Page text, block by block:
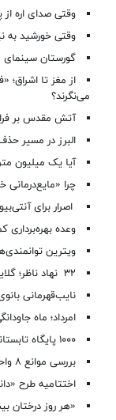
وقتی صدای اره
وقتی خورشید به
گورستان سینمای
از مغز تا
می‌نگرند؟
آتش مقدس بر
البرز در مسیر
آیا یک میلیون
چرا «مایع‌درمانی
اصرار برای
وعده بهره‌برداری
ویترین
۳۲ نهاد ناظر؛ گلایه صنعت از مداخلات دولتی
نایب‌قهرمانی
امرداد؛ ماه
۱۰۰۰ پایگاه تابستانی برای دانش‌آموزان البرزی راه اندازی شد
بررسی موانع ۸ واحد تولیدی در ستاد تسهیل البرز
اختتامیه طرح
«هر روز